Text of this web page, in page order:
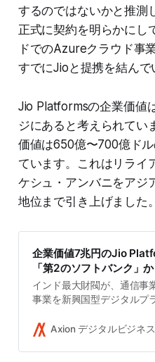
するのではないかと推測
正式に契約を明らかにし
ドでのAzureクラウド事
すでにJioと提携を結んで
Jio Platformsの企業価値
ジにあると考えられてい
価値は650億〜700億ド
ています。これはリライ
ケシュ・アンバニをアジ
地位まで引き上げました。
企業価値7兆円のJio
「第2のソフトバンク」か
インド最大財閥が、通信事
事業を新興国型デジタルプ
して融合する前代未聞の賭
し、企業価値は7兆円。ア
Axion デジタルビジネ